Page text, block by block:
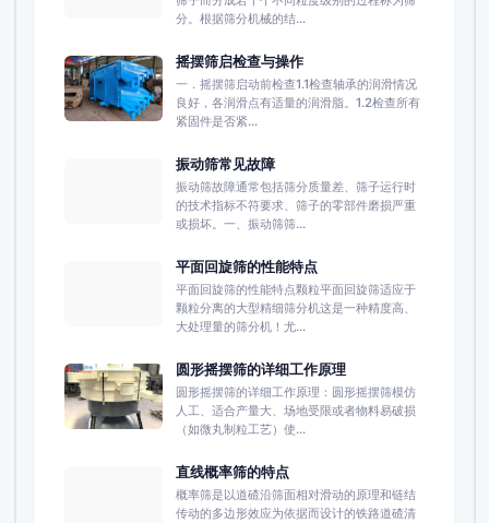
分。根据筛分机械的结...
摇摆筛启检查与操作
一．摇摆筛启动前检查1.1检查轴承的润滑情况
良好，各润滑点有适量的润滑脂。1.2检查所有
紧固件是否紧...
振动筛常见故障
振动筛故障通常包括筛分质量差、筛子运行时
的技术指标不符要求、筛子的零部件磨损严重
或损坏。一、振动筛筛...
平面回旋筛的性能特点
平面回旋筛的性能特点颗粒平面回旋筛适应于
颗粒分离的大型精细筛分机这是一种精度高、
大处理量的筛分机！尤...
圆形摇摆筛的详细工作原理
圆形摇摆筛的详细工作原理：圆形摇摆筛模仿
人工、适合产量大、场地受限或者物料易破损
（如微丸制粒工艺）使...
直线概率筛的特点
概率筛是以道碴沿筛面相对滑动的原理和链结
传动的多边形效应为依据而设计的铁路道碴清